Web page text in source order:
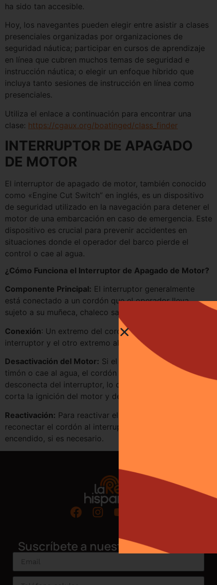
ha sido tan accesible.
Hoy, los navegantes pueden elegir entre asistir a clases
presenciales organizadas por organizaciones de
seguridad náutica; participar en cursos de aprendizaje
en línea que cubren muchos temas de seguridad e
instrucción náutica; o elegir un enfoque híbrido que
incluya tanto sesiones de instrucción en línea como
presenciales.
Utiliza el enlace a continuación para encontrar una
clase: https://cgaux.org/boatinged/class_finder
INTERRUPTOR DE APAGADO
DE MOTOR
El interruptor de apagado de motor, también conocido
como «Engine Cut Switch” en inglés, es un dispositivo
de seguridad utilizado en la navegación para detener el
motor de una embarcación en caso de emergencia. Este
dispositivo es crucial para prevenir accidentes en
situaciones donde el operador del barco pierde el
control o cae al agua.
¿Cómo Funciona el Interruptor de Apagado de Motor?
Componente Principal: El interruptor generalmente
está conectado a un cordón que el operador lleva
sujeto a su muñeca, chaleco salvavidas o ropa.
Conexión: Un extremo del cordón está conectado al
interruptor y el otro extremo al operador.
Desactivación del Motor: Si el operador se aleja del
timón o cae al agua, el cordón se estira y se
desconecta del interruptor, lo que inmediatamente
corta la ignición del motor y detiene la embarcación.
Reactivación: Para reactivar el motor, el operador debe
reconectar el cordón al interruptor y girar la llave de
encendido, si es necesario.
Suscríbete a nuestro newsletter!